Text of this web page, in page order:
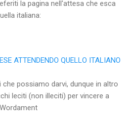
la pagina nell'attesa che esca
italiana:
ATTENDENDO QUELLO ITALIANO
possiamo darvi, dunque in altro
leciti (non illeciti) per vincere a
Wordament